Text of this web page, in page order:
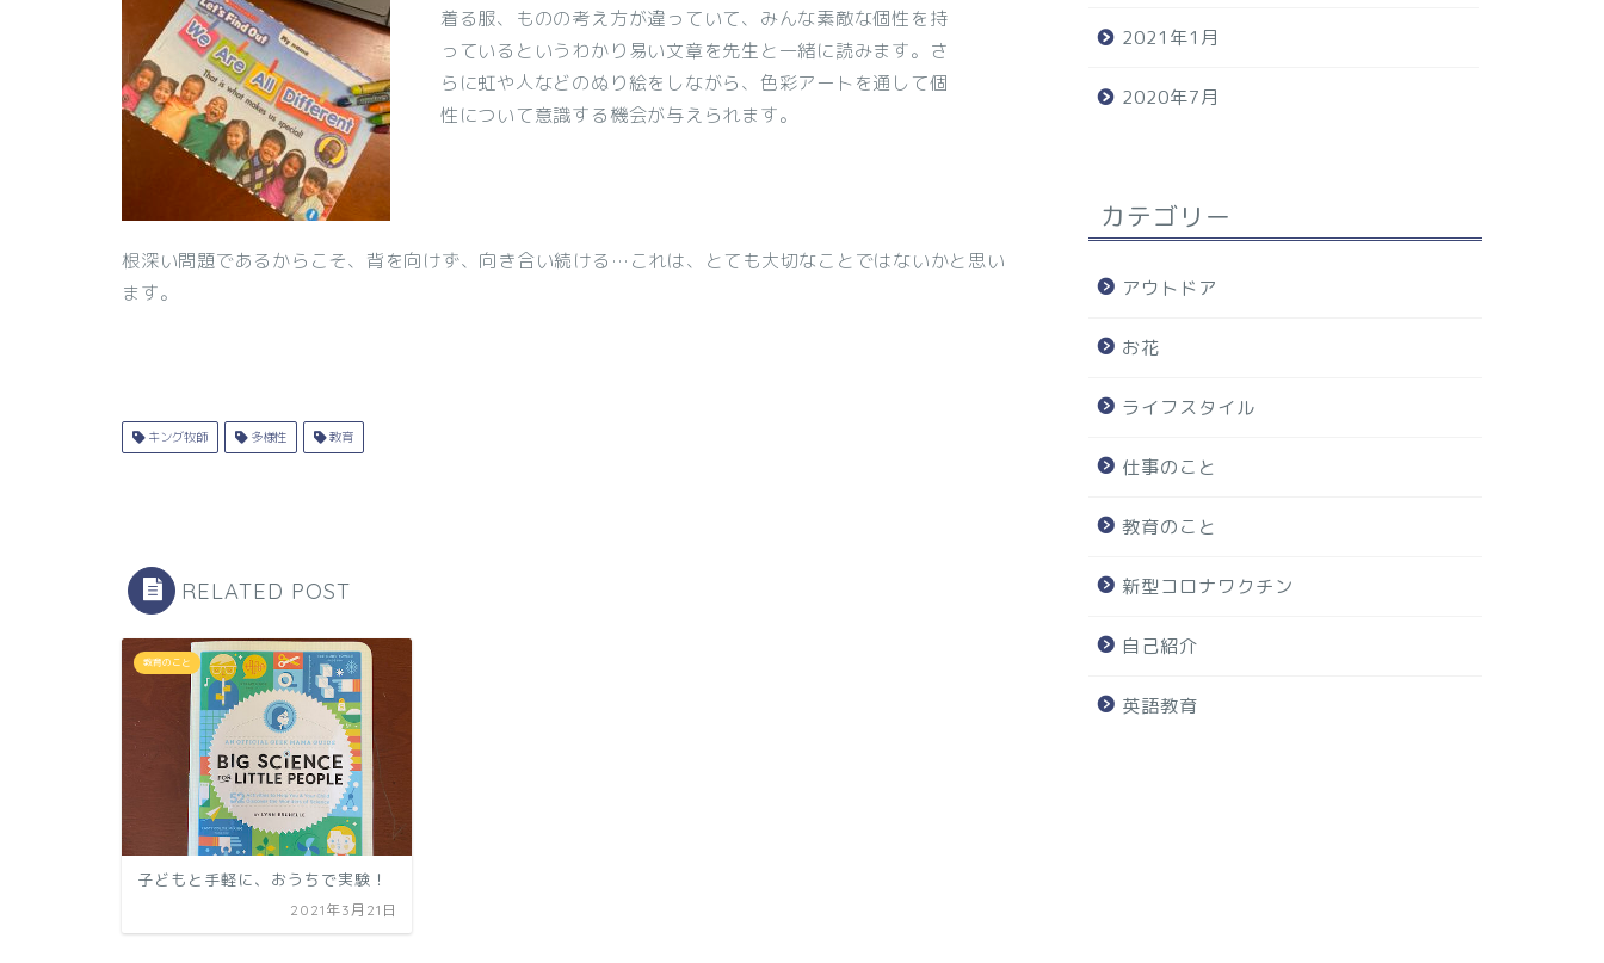
着る服、ものの考え方が違っていて、みんな素敵な個性を持
っているというわかり易い文章を先生と一緒に読みます。さ
らに虹や人などのぬり絵をしながら、色彩アートを通して個
性について意識する機会が与えられます。
根深い問題であるからこそ、背を向けず、向き合い続ける…これは、とても大切なことではないかと思い
ます。
キング牧師 多様性 教育
RELATED POST
教育のこと
子どもと手軽に、おうちで実験！
2021年3月21日
2021年1月
2020年7月
カテゴリー
アウトドア
お花
ライフスタイル
仕事のこと
教育のこと
新型コロナワクチン
自己紹介
英語教育